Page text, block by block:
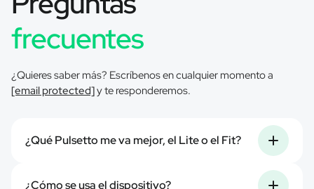
frecuentes
¿Quieres saber más? Escríbenos en cualquier momento a
[email protected]y te responderemos.
¿Qué Pulsetto me va mejor, el Lite o el Fit?
Si normalmente usas una talla S o menor, elige el Pulsetto
¿Cómo se usa el dispositivo?